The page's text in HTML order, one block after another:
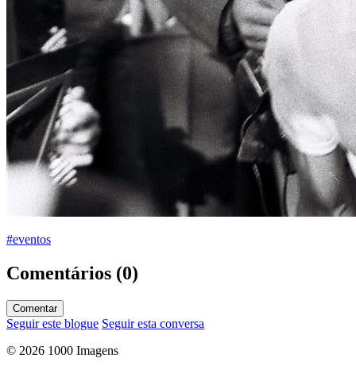
#eventos
Comentários (0)
Comentar
Seguir este blogue Seguir esta conversa
© 2026 1000 Imagens